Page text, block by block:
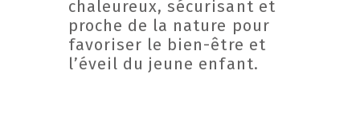
chaleureux, sécurisant et
proche de la nature pour
favoriser le bien-être et
l’éveil du jeune enfant.